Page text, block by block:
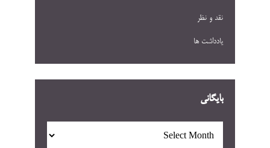
نقد و نظر
یادداشت ها
بایگانی